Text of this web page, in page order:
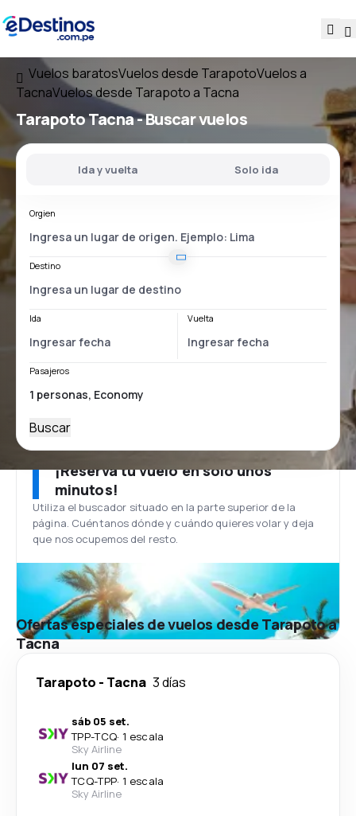
Vuelos baratosVuelos desde TarapotoVuelos a
TacnaVuelos desde Tarapoto a Tacna
Tarapoto Tacna- Buscar vuelos
Ida y vuelta Solo ida
Orgien
Destino
Ida Vuelta
Pasajeros
Buscar
¡Reserva tu vuelo en solo unos
minutos!
Utiliza el buscador situado en la parte superior de la
página. Cuéntanos dónde y cuándo quieres volar y deja
que nos ocupemos del resto.
Ofertas especiales de vuelos desde Tarapoto a
Tacna
Tarapoto - Tacna 3 días
sáb 05 set.
TPP-TCQ· 1 escala
Sky Airline
lun 07 set.
TCQ-TPP· 1 escala
Sky Airline